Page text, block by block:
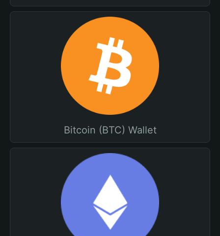
Bitcoin (BTC) Wallet